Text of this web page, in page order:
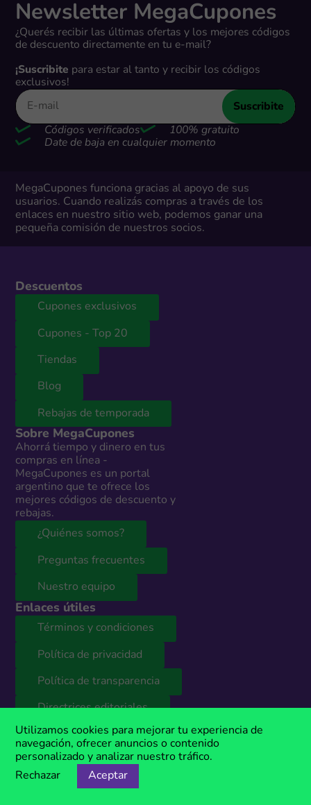
Newsletter MegaCupones
¿Querés recibir las últimas ofertas y los mejores códigos
de descuento directamente en tu e-mail?
¡Suscribite para estar al tanto y recibir los códigos
exclusivos!
Suscribite
Códigos verificados
100% gratuito
Date de baja en cualquier momento
MegaCupones funciona gracias al apoyo de sus
usuarios. Cuando realizás compras a través de los
enlaces en nuestro sitio web, podemos ganar una
pequeña comisión de nuestros socios.
Descuentos
Cupones exclusivos
Cupones - Top 20
Tiendas
Blog
Rebajas de temporada
Sobre MegaCupones
Ahorrá tiempo y dinero en tus
compras en línea -
MegaCupones es un portal
argentino que te ofrece los
mejores códigos de descuento y
rebajas.
¿Quiénes somos?
Preguntas frecuentes
Nuestro equipo
Enlaces útiles
Términos y condiciones
Política de privacidad
Política de transparencia
Directrices editoriales
Colaboración y marketing
¿Estás interesado en colaborar
con nosotros o querés publicar
tus códigos de descuento en
nuestro sitio web? Contactanos y
Utilizamos cookies para mejorar tu experiencia de
navegación, ofrecer anuncios o contenido
personalizado y analizar nuestro tráfico.
Rechazar
Aceptar